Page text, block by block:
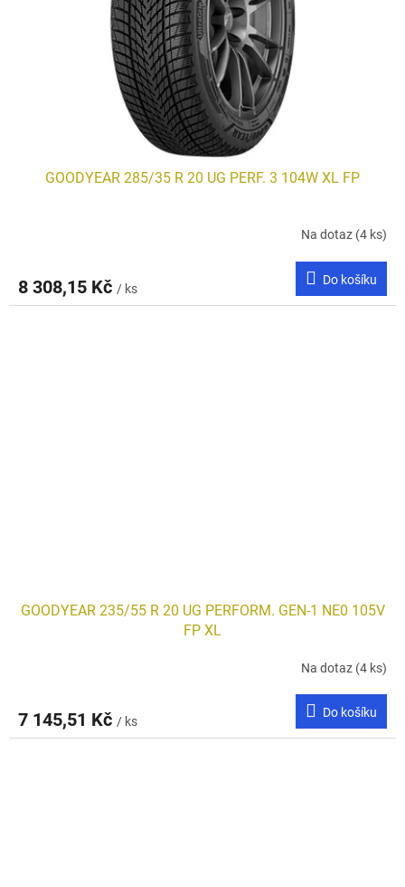
GOODYEAR 285/35 R 20 UG PERF. 3 104W XL FP
Na dotaz (4 ks)
8 308,15 Kč / ks
Do košíku
GOODYEAR 235/55 R 20 UG PERFORM. GEN-1 NE0 105V
FP XL
Na dotaz (4 ks)
7 145,51 Kč / ks
Do košíku